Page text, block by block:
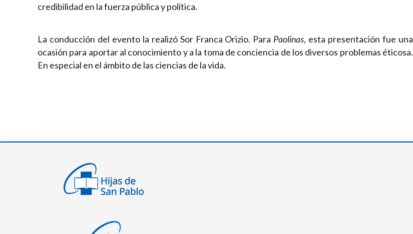
credibilidad en la fuerza pública y política.
La conducción del evento la realizó Sor Franca Orizio. Para Paolinas, esta presentación fue una
ocasión para aportar al conocimiento y a la toma de conciencia de los diversos problemas éticosa.
En especial en el ámbito de las ciencias de la vida.